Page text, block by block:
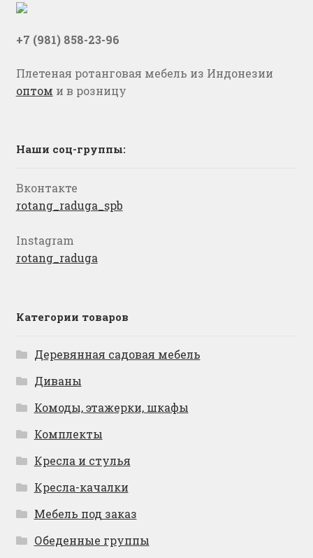
+7 (981) 858-23-96
Плетеная ротанговая мебель из Индонезии
оптом и в розницу
Наши соц-группы:
Вконтакте
rotang_raduga_spb
Instagram
rotang_raduga
Категории товаров
Деревянная садовая мебель
Диваны
Комоды, этажерки, шкафы
Комплекты
Кресла и стулья
Кресла-качалки
Мебель под заказ
Обеденные группы